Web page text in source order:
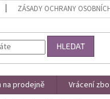
ZÁSADY OCHRANY
HLEDAT
na prodejně Vrácení